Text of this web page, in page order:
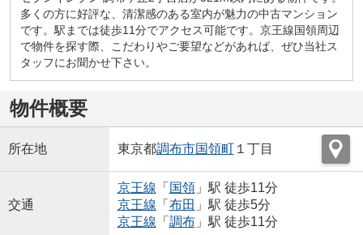
多くの方に好評な、清潔感のある室内が魅力の中古マンション
です。駅までは徒歩11分でアクセス可能です。京王線国領周辺
で物件を探す際、こだわりやご要望などがあれば、ぜひ当社ス
タッフにお聞かせ下さい。
物件概要
所在地 東京都調布市国領町１丁目
交通
京王線 「 国領」駅 徒歩11分
京王線 「 布田 」駅 徒歩5分
京王線 「 調布」駅 徒歩11分